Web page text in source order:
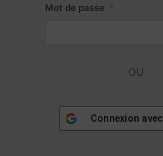
Mot de passe
OU
Connexion avec